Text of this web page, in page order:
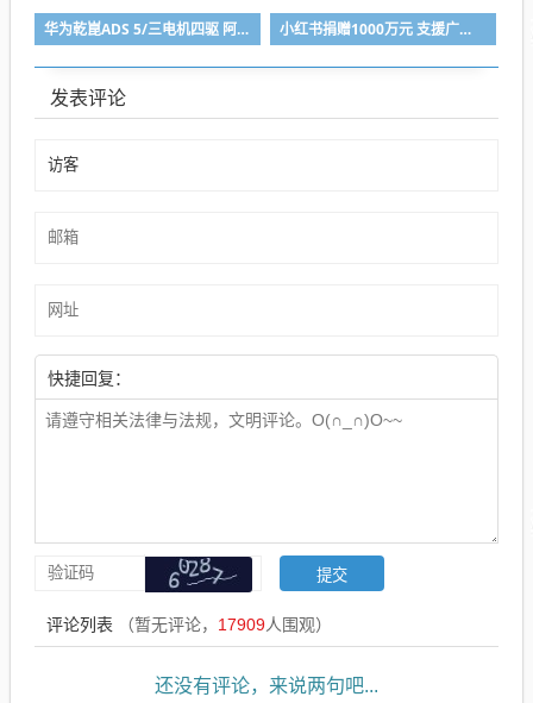
华为乾崑ADS 5/三电机四驱 阿维塔07L预售24.99万元起 小红书捐赠1000万元 支援广西、湖北等地救灾
发表评论
快捷回复：
评论列表 （暂无评论， 17909人围观）
还没有评论，来说两句吧...